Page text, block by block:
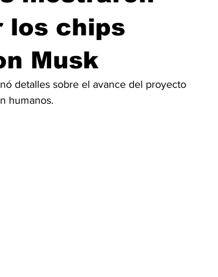
los chips
Musk
detalles sobre el avance del proyecto
humanos.